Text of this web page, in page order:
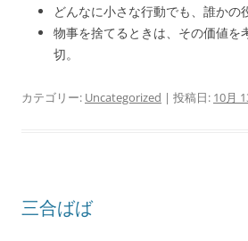
どんなに小さな行動でも、誰かの
物事を捨てるときは、その価値を
切。
カテゴリー: Uncategorized | 投稿日: 10月
三合ばば